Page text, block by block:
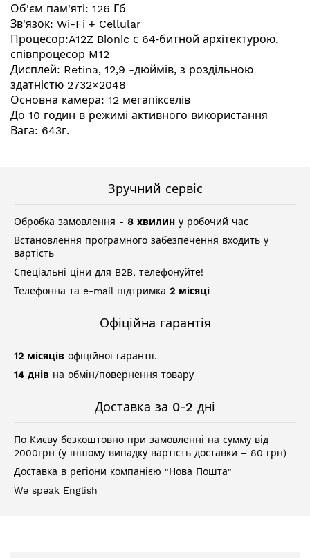
зображень
Об'єм пам'яті: 126 Гб
Зв'язок: Wi-Fi + Cellular
Процесор:A12Z Bionic с 64‑битной архітектурою,
співпроцесор M12
Дисплей: Retina, 12,9 -дюймів, з роздільною
здатністю 2732×2048
Основна камера: 12 мегапікселів
До 10 годин в режимі активного використання
Вага: 643г.
Зручний сервіс
Обробка замовлення - 8 хвилин у робочий час
Встановлення програмного забезпечення входить у
вартість
Спеціальні ціни для B2B, телефонуйте!
Телефонна та e-mail підтримка 2 місяці
Офіційна гарантія
12 місяців офіційної гарантії.
14 днів на обмін/повернення товару
Доставка за 0-2 дні
По Києву безкоштовно при замовленні на сумму від
2000грн (у іншому випадку вартість доставки – 80 грн)
Доставка в регіони компанією "Нова Пошта"
We speak English